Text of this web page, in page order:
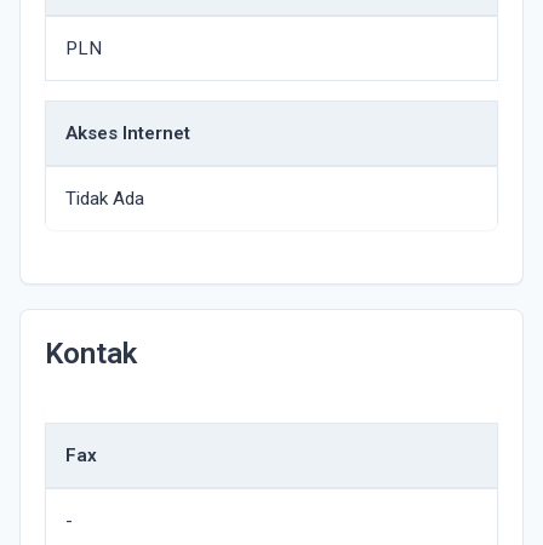
PLN
Akses Internet
Tidak Ada
Kontak
Fax
-